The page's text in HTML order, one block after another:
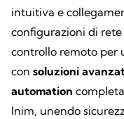
intuitiva e
configurazioni di rete
controllo remoto per
con soluzioni
automation
Inim, unendo